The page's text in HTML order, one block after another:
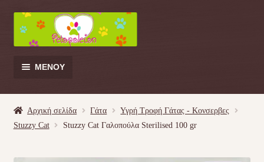
Απευθείας
μετάβαση
στην
πλοήγηση
Μετάβαση
σε
περιεχόμενο
ΜΕΝΟΎ
Αρχική σελίδα Γάτα
Υγρή Τροφή Γάτας - Kονσερβες
Stuzzy Cat
Stuzzy Cat Γαλοπούλα Sterilised 100 gr